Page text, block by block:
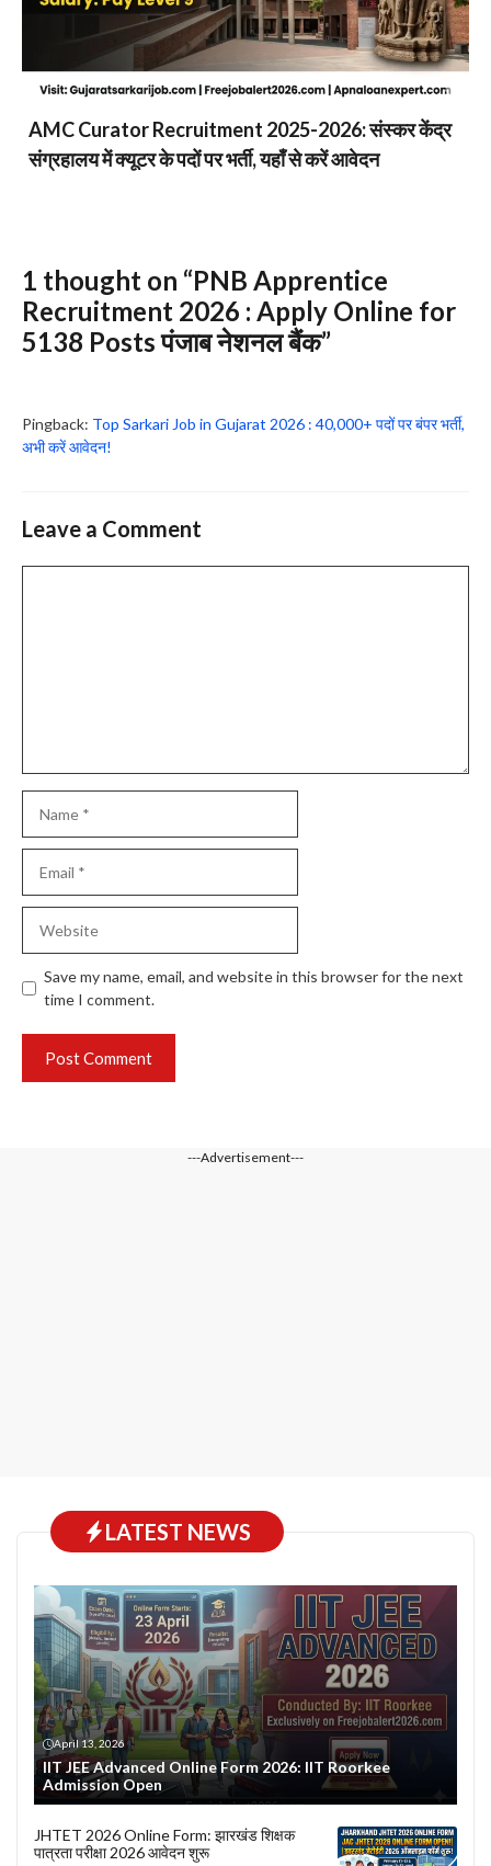
AMC Curator Recruitment 2025-2026: संस्कर केंद्र
संग्रहालय में क्यूटर के पदों पर भर्ती, यहाँ से करें आवेदन
1 thought on “PNB Apprentice
Recruitment 2026 : Apply Online for
5138 Posts पंजाब नेशनल बैंक”
Pingback: Top Sarkari Job in Gujarat 2026 : 40,000+ पदों पर बंपर भर्ती,
अभी करें आवेदन!
Leave a Comment
Save my name, email, and website in this browser for the next
time I comment.
---Advertisement---
LATEST NEWS
April 13, 2026
IIT JEE Advanced Online Form 2026: IIT Roorkee
Admission Open
JHTET 2026 Online Form: झारखंड शिक्षक
पात्रता परीक्षा 2026 आवेदन शुरू